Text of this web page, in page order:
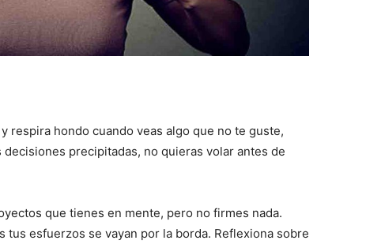
respira hondo cuando veas algo que no te guste,
precipitadas, no quieras volar antes de
que tienes en mente, pero no firmes nada.
esfuerzos se vayan por la borda. Reflexiona sobre